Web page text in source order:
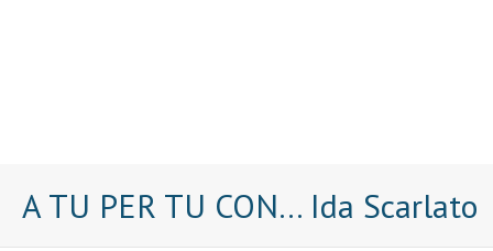
A TU PER TU CON… Ida Scarlato